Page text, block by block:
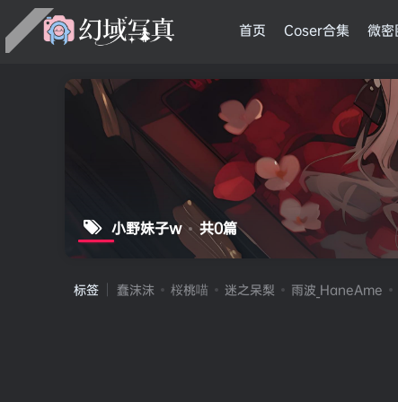
首页 Coser合集 微密
小野妹子w 共0篇
标签 蠢沫沫 桜桃喵 迷之呆梨 雨波_HaneAme